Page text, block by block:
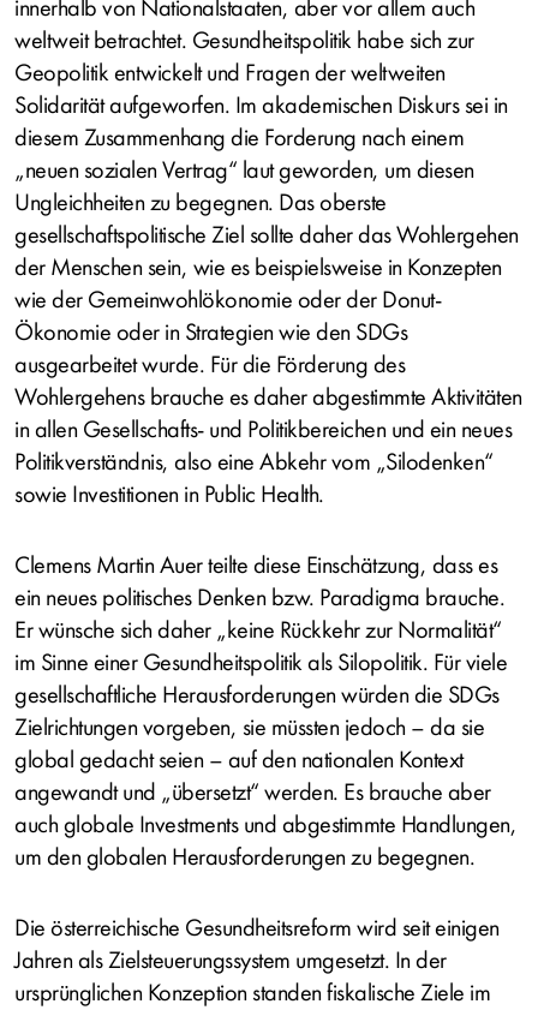
innerhalb von Nationalstaaten, aber vor allem auch
weltweit betrachtet. Gesundheitspolitik habe sich zur
Geopolitik entwickelt und Fragen der weltweiten
Solidarität aufgeworfen. Im akademischen Diskurs sei in
diesem Zusammenhang die Forderung nach einem
„neuen sozialen Vertrag“ laut geworden, um diesen
Ungleichheiten zu begegnen. Das oberste
gesellschaftspolitische Ziel sollte daher das Wohlergehen
der Menschen sein, wie es beispielsweise in Konzepten
wie der Gemeinwohlökonomie oder der Donut-
Ökonomie oder in Strategien wie den SDGs
ausgearbeitet wurde. Für die Förderung des
Wohlergehens brauche es daher abgestimmte Aktivitäten
in allen Gesellschafts- und Politikbereichen und ein neues
Politikverständnis, also eine Abkehr vom „Silodenken“
sowie Investitionen in Public Health.
Clemens Martin Auer teilte diese Einschätzung, dass es
ein neues politisches Denken bzw. Paradigma brauche.
Er wünsche sich daher „keine Rückkehr zur Normalität“
im Sinne einer Gesundheitspolitik als Silopolitik. Für viele
gesellschaftliche Herausforderungen würden die SDGs
Zielrichtungen vorgeben, sie müssten jedoch – da sie
global gedacht seien – auf den nationalen Kontext
angewandt und „übersetzt“ werden. Es brauche aber
auch globale Investments und abgestimmte Handlungen,
um den globalen Herausforderungen zu begegnen.
Die österreichische Gesundheitsreform wird seit einigen
Jahren als Zielsteuerungssystem umgesetzt. In der
ursprünglichen Konzeption standen fiskalische Ziele im